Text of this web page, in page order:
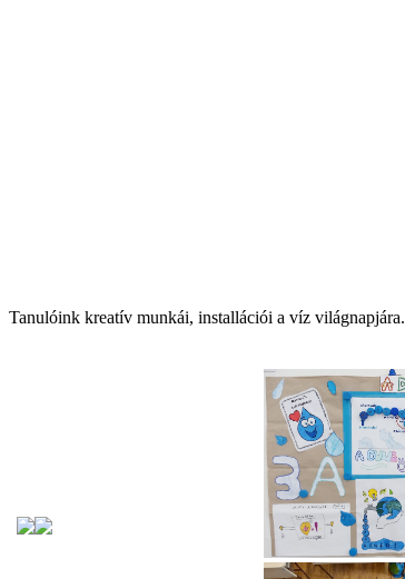
Tanulóink kreatív munkái, installációi a víz világnapjára.